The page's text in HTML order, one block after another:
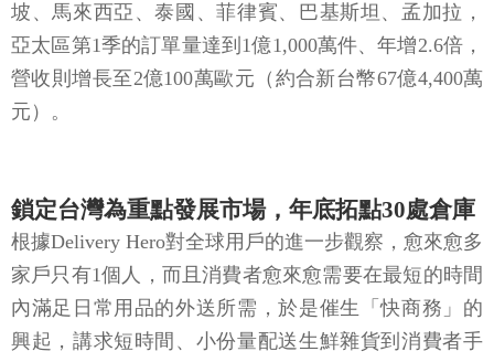
坡、馬來西亞、泰國、菲律賓、巴基斯坦、孟加拉，
亞太區第1季的訂單量達到1億1,000萬件、年增2.6倍，
營收則增長至2億100萬歐元（約合新台幣67億4,400萬
元）。
鎖定台灣為重點發展市場，年底拓點30處倉庫
根據Delivery Hero對全球用戶的進一步觀察，愈來愈多
家戶只有1個人，而且消費者愈來愈需要在最短的時間
內滿足日常用品的外送所需，於是催生「快商務」的
興起，講求短時間、小份量配送生鮮雜貨到消費者手